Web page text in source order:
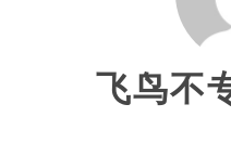
飞鸟不